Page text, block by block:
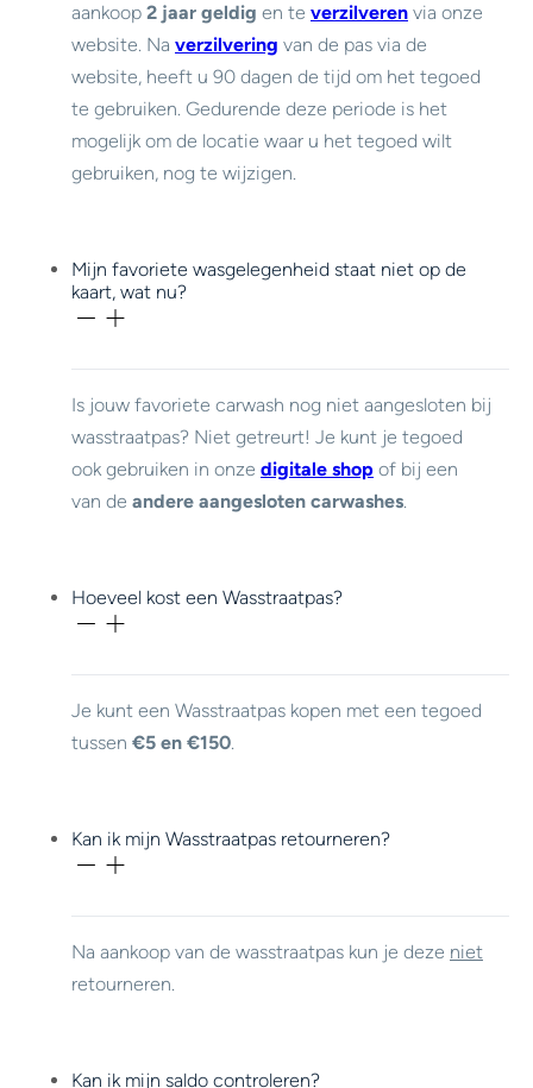
aankoop 2 jaar geldig en te verzilveren via onze
website. Na verzilvering van de pas via de
website, heeft u 90 dagen de tijd om het tegoed
te gebruiken. Gedurende deze periode is het
mogelijk om de locatie waar u het tegoed wilt
gebruiken, nog te wijzigen.
Mijn favoriete wasgelegenheid staat niet op de
kaart, wat nu?
Is jouw favoriete carwash nog niet aangesloten bij
wasstraatpas? Niet getreurt! Je kunt je tegoed
ook gebruiken in onze digitale shop of bij een
van de andere aangesloten carwashes.
Hoeveel kost een Wasstraatpas?
Je kunt een Wasstraatpas kopen met een tegoed
tussen €5 en €150.
Kan ik mijn Wasstraatpas retourneren?
Na aankoop van de wasstraatpas kun je deze niet
retourneren.
Kan ik mijn saldo controleren?